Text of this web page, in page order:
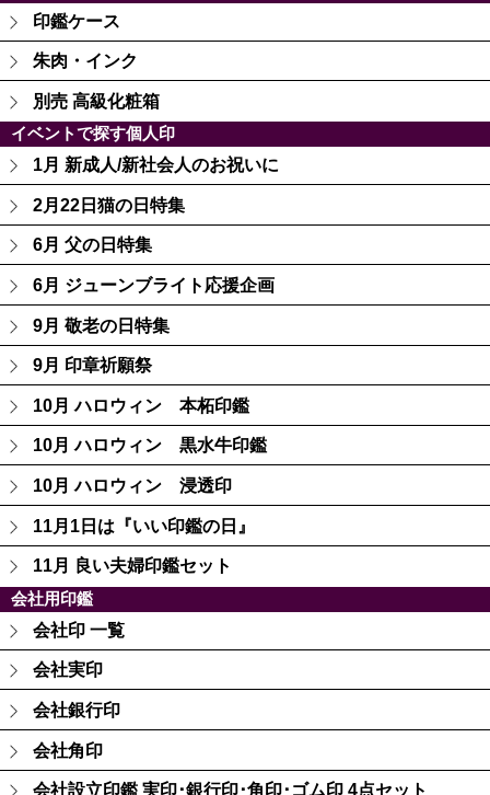
印鑑ケース
朱肉・インク
別売 高級化粧箱
イベントで探す個人印
1月 新成人/新社会人のお祝いに
2月22日猫の日特集
6月 父の日特集
6月 ジューンブライト応援企画
9月 敬老の日特集
9月 印章祈願祭
10月 ハロウィン 本柘印鑑
10月 ハロウィン 黒水牛印鑑
10月 ハロウィン 浸透印
11月1日は『いい印鑑の日』
11月 良い夫婦印鑑セット
会社用印鑑
会社印 一覧
会社実印
会社銀行印
会社角印
会社設立印鑑 実印･銀行印･角印･ゴム印 4点セット